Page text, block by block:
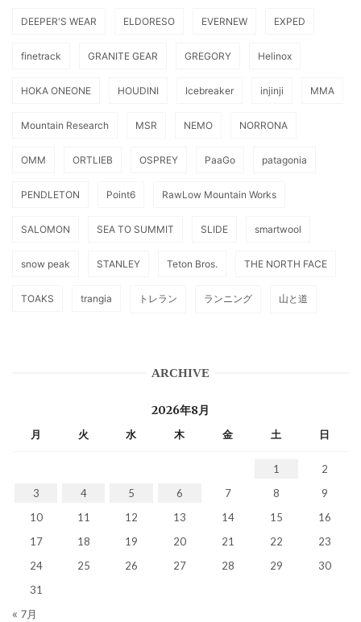
DEEPER'S WEAR ELDORESO EVERNEW EXPED
finetrack GRANITE GEAR GREGORY Helinox
HOKA ONEONE HOUDINI Icebreaker injinji MMA
Mountain Research MSR NEMO NORRONA
OMM ORTLIEB OSPREY PaaGo patagonia
PENDLETON Point6 RawLow Mountain Works
SALOMON SEA TO SUMMIT SLIDE smartwool
snow peak STANLEY Teton Bros. THE NORTH FACE
TOAKS trangia トレラン ランニング 山と道
ARCHIVE
2026年8月
月 火 水 木 金 土 日
1
2
3
4 5 6 7 8
9
10
11 12 13 14 15
16
17
18 19 20 21 22
23
24
25 26 27 28 29
30
31
« 7月